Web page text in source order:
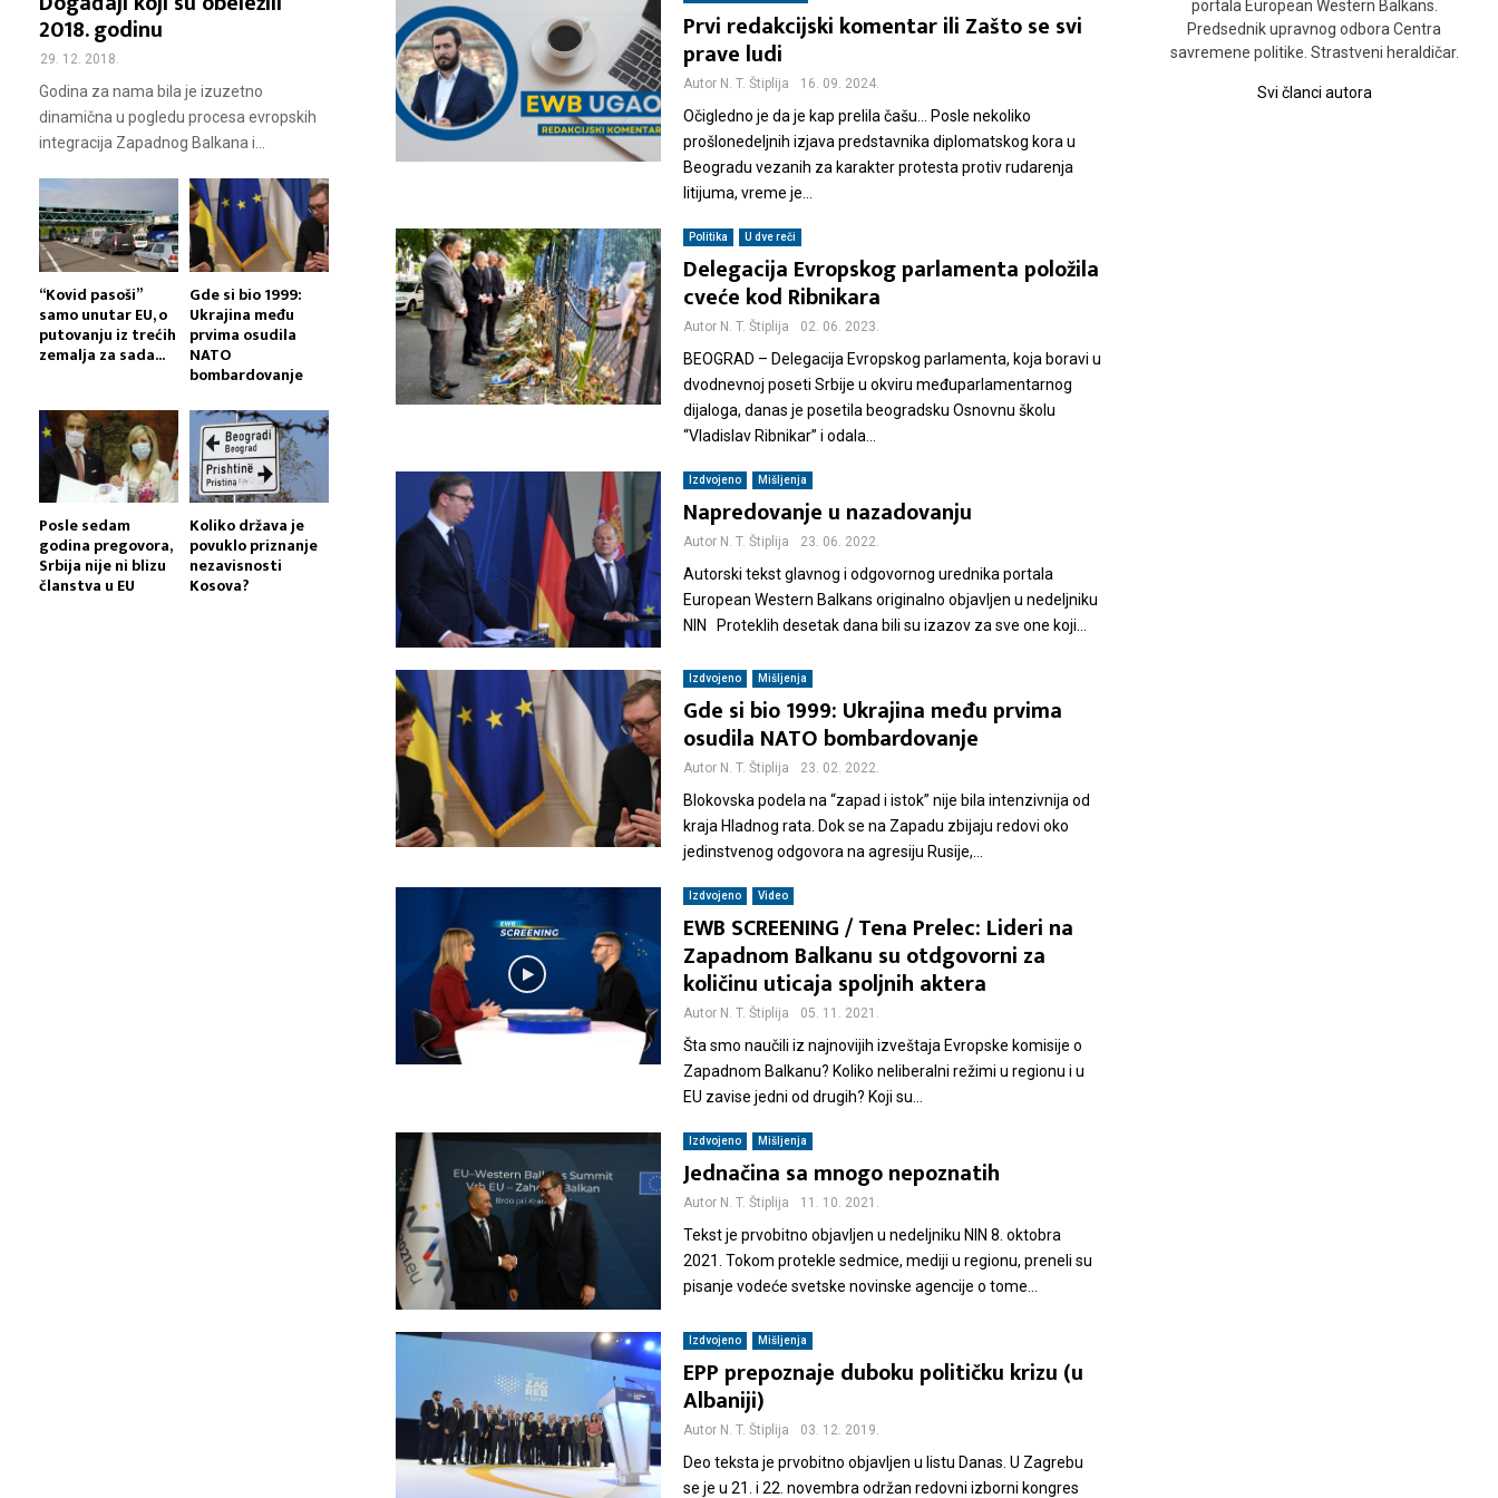
Prvi redakcijski komentar ili Zašto se svi
prave ludi
Autor N. T. Štiplija 16. 09. 2024.
Očigledno je da je kap prelila čašu… Posle nekoliko
prošlonedeljnih izjava predstavnika diplomatskog kora u
Beogradu vezanih za karakter protesta protiv rudarenja
litijuma, vreme je...
Politika U dve reči
Delegacija Evropskog parlamenta položila
cveće kod Ribnikara
Autor N. T. Štiplija 02. 06. 2023.
BEOGRAD – Delegacija Evropskog parlamenta, koja boravi u
dvodnevnoj poseti Srbije u okviru međuparlamentarnog
dijaloga, danas je posetila beogradsku Osnovnu školu
“Vladislav Ribnikar” i odala...
Izdvojeno Mišljenja
Napredovanje u nazadovanju
Autor N. T. Štiplija 23. 06. 2022.
Autorski tekst glavnog i odgovornog urednika portala
European Western Balkans originalno objavljen u nedeljniku
NIN Proteklih desetak dana bili su izazov za sve one koji...
Izdvojeno Mišljenja
Gde si bio 1999: Ukrajina među prvima
osudila NATO bombardovanje
Autor N. T. Štiplija 23. 02. 2022.
Blokovska podela na “zapad i istok” nije bila intenzivnija od
kraja Hladnog rata. Dok se na Zapadu zbijaju redovi oko
jedinstvenog odgovora na agresiju Rusije,...
Izdvojeno Video
EWB SCREENING / Tena Prelec: Lideri na
Zapadnom Balkanu su otdgovorni za
količinu uticaja spoljnih aktera
Autor N. T. Štiplija 05. 11. 2021.
Šta smo naučili iz najnovijih izveštaja Evropske komisije o
Zapadnom Balkanu? Koliko neliberalni režimi u regionu i u
EU zavise jedni od drugih? Koji su...
Izdvojeno Mišljenja
Jednačina sa mnogo nepoznatih
Autor N. T. Štiplija 11. 10. 2021.
Tekst je prvobitno objavljen u nedeljniku NIN 8. oktobra
2021. Tokom protekle sedmice, mediji u regionu, preneli su
pisanje vodeće svetske novinske agencije o tome...
Izdvojeno Mišljenja
EPP prepoznaje duboku političku krizu (u
Albaniji)
Autor N. T. Štiplija 03. 12. 2019.
Deo teksta je prvobitno objavljen u listu Danas. U Zagrebu
se je u 21. i 22. novembra održan redovni izborni kongres
2018. godinu
29. 12. 2018.
Godina za nama bila je izuzetno
dinamična u pogledu procesa evropskih
integracija Zapadnog Balkana i...
“Kovid pasoši”
samo unutar EU, o
putovanju iz trećih
zemalja za sada...
Gde si bio 1999:
Ukrajina među
prvima osudila
NATO
bombardovanje
Posle sedam
godina pregovora,
Srbija nije ni blizu
članstva u EU
Koliko država je
povuklo priznanje
nezavisnosti
Kosova?
portala European Western Balkans.
Predsednik upravnog odbora Centra
savremene politike. Strastveni heraldičar.
Svi članci autora